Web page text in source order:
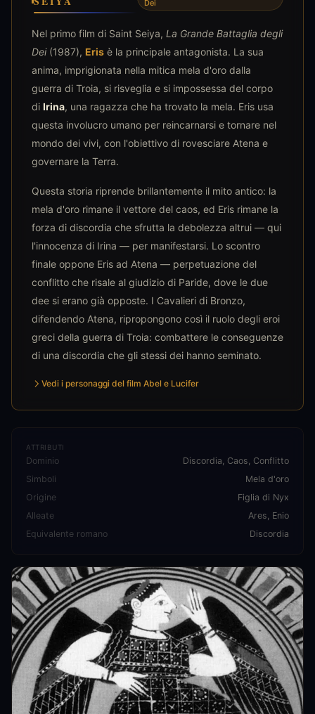
Dei
Nel primo film di Saint Seiya, La Grande Battaglia degli
Dei(1987), Eris è la principale antagonista. La sua
anima, imprigionata nella mitica mela d'oro dalla
guerra di Troia, si risveglia e si impossessa del corpo
di Irina, una ragazza che ha trovato la mela. Eris usa
questa involucro umano per reincarnarsi e tornare nel
mondo dei vivi, con l'obiettivo di rovesciare Atena e
governare la Terra.
Questa storia riprende brillantemente il mito antico: la
mela d'oro rimane il vettore del caos, ed Eris rimane la
forza di discordia che sfrutta la debolezza altrui — qui
l'innocenza di Irina — per manifestarsi. Lo scontro
finale oppone Eris ad Atena — perpetuazione del
conflitto che risale al giudizio di Paride, dove le due
dee si erano già opposte. I Cavalieri di Bronzo,
difendendo Atena, ripropongono così il ruolo degli eroi
greci della guerra di Troia: combattere le conseguenze
di una discordia che gli stessi dei hanno seminato.
Vedi i personaggi del film Abel e Lucifer
ATTRIBUTI
Dominio
Discordia, Caos, Conflitto
Simboli
Mela d'oro
Origine
Figlia di Nyx
Alleate
Ares, Enio
Equivalente romano
Discordia